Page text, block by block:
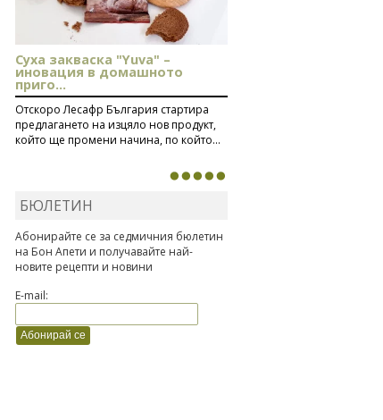
Суха закваска "Yuva" –
иновация в домашното
приго...
Отскоро Лесафр България стартира
предлагането на изцяло нов продукт,
който ще промени начина, по който...
БЮЛЕТИН
Абонирайте се за седмичния бюлетин
на Бон Апети и получавайте най-
новите рецепти и новини
E-mail: